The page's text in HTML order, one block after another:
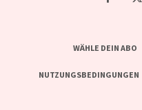
WÄHLE DEIN ABO
NUTZUNGSBEDINGUNGEN